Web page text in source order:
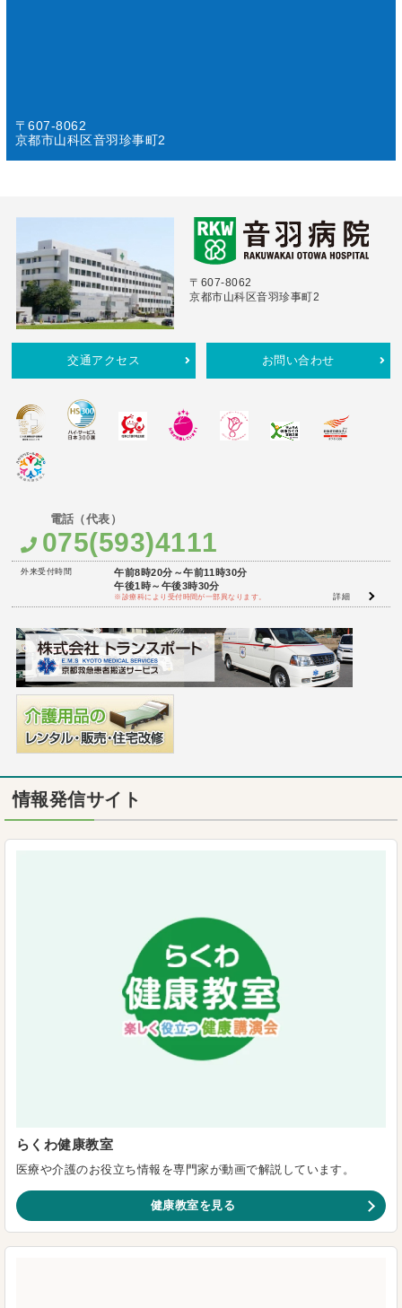
〒607-8062
京都市山科区音羽珍事町2
〒607-8062
京都市山科区音羽珍事町2
交通アクセス お問い合わせ
075(593)4111
外来受付時間
午前8時20分～午前11時30分
午後1時～午後3時30分
※診療科により受付時間が一部異なります。 詳細
情報発信サイト
らくわ健康教室
医療や介護のお役立ち情報を専門家が動画で解説しています。
健康教室を見る